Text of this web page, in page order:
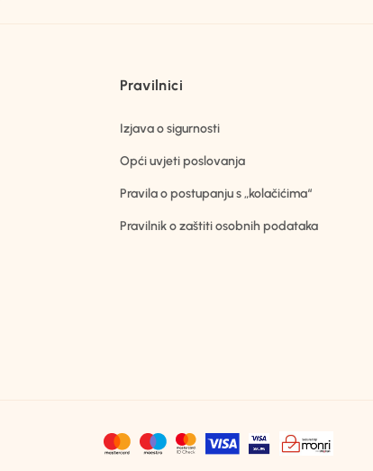
Pravilnici
Izjava o sigurnosti
Opći uvjeti poslovanja
Pravila o postupanju s „kolačićima“
Pravilnik o zaštiti osobnih podataka